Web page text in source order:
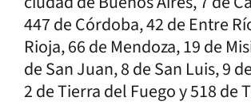
447 de Córdoba, 42 de Entre
Rioja, 66 de Mendoza, 19 de
de San Juan, 8 de San Luis, 9
2 de Tierra del Fuego y 518 de